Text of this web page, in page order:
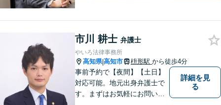
い。
市川 耕士 弁護士
やいろ法律事務所
高知県|高知市 枡形駅 から徒歩4分
事前予約で【夜間】【土日】
対応可能。地元出身弁護士で
す。まずはお気軽にお問い合
詳細を見
る